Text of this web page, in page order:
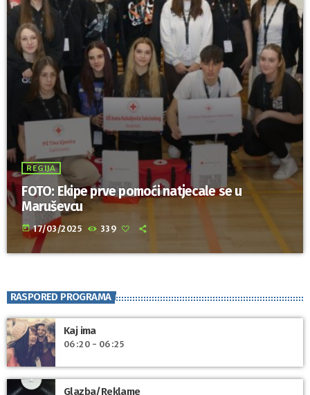
REGIJA
FOTO: Ekipe prve pomoći natjecale se u
Maruševcu
today 17/03/2025 339
RASPORED PROGRAMA
Kaj ima
06:20 - 06:25
Glazba/Reklame